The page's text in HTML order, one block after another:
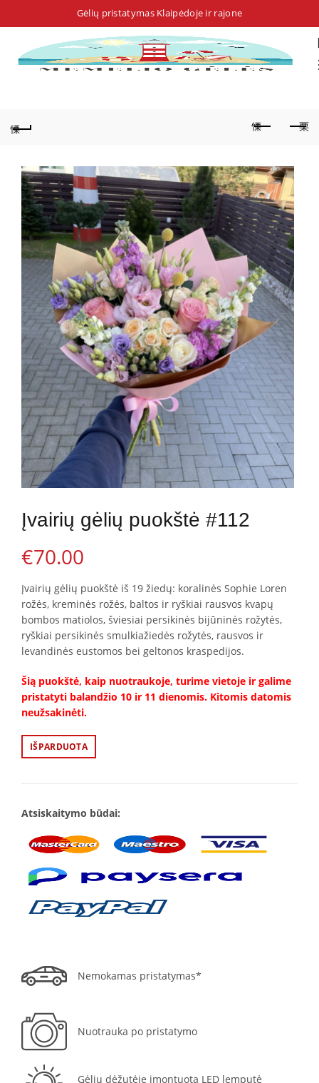
Gėlių pristatymas Klaipėdoje ir rajone
Įvairių gėlių puokštė #112
€70.00
Įvairių gėlių puokštė iš 19 žiedų: koralinės Sophie Loren
rožės, kreminės rožės, baltos ir ryškiai rausvos kvapų
bombos matiolos, šviesiai persikinės bijūninės rožytės,
ryškiai persikinės smulkiažiedės rožytės, rausvos ir
levandinės eustomos bei geltonos kraspedijos.
Šią puokštė, kaip nuotraukoje, turime vietoje ir galime
pristatyti balandžio 10 ir 11 dienomis. Kitomis datomis
neužsakinėti.
IŠPARDUOTA
Atsiskaitymo būdai:
Nemokamas pristatymas*
Nuotrauka po pristatymo
Gėlių dėžutėje įmontuota LED lemputė